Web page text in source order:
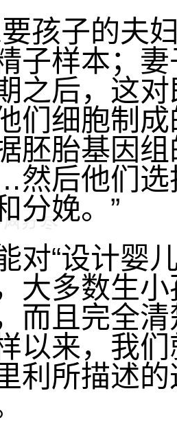
要孩子的
子样本；
之后，这
们细胞制
胚胎基因
后他们选
分娩。”
对“设计婴
大多数生
而且完全
以来，我
利所描述